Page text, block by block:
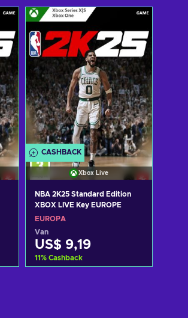
CASHBACK
Xbox Live
NBA 2K25 Standard Edition
XBOX LIVE Key EUROPE
EUROPA
Van
US$ 9,19
11% Cashback